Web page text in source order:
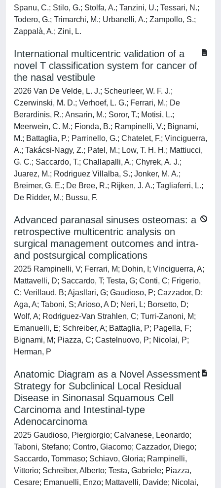
Spanu, C.; Stilo, G.; Stolfa, A.; Tanzini, U.; Tessari, N.;
Todero, G.; Trimarchi, M.; Urbanelli, A.; Zampollo, S.;
Zappalà, A.; Zini, L.
International multicentric validation of a
novel T classification system for cancer of
the nasal vestibule
2026 Van De Velde, L. J.; Scheurleer, W. F. J.;
Czerwinski, M. D.; Verhoef, L. G.; Ferrari, M.; De
Berardinis, R.; Ansarin, M.; Soror, T.; Motisi, L.;
Meerwein, C. M.; Fionda, B.; Rampinelli, V.; Bignami,
M.; Battaglia, P.; Parrinello, G.; Chatelet, F.; Vinciguerra,
A.; Takácsi-Nagy, Z.; Patel, M.; Low, T. H. H.; Mattiucci,
G. C.; Saccardo, T.; Challapalli, A.; Chyrek, A. J.;
Juarez, M.; Rodriguez Villalba, S.; Jonker, M. A.;
Breimer, G. E.; De Bree, R.; Rijken, J. A.; Tagliaferri, L.;
De Ridder, M.; Bussu, F.
Advanced paranasal sinuses osteomas: a
retrospective multicentric analysis on
surgical management outcomes and intra-
and postsurgical complications
2025 Rampinelli, V; Ferrari, M; Dohin, I; Vinciguerra, A;
Mattavelli, D; Saccardo, T; Testa, G; Conti, C; Frigerio,
C; Verillaud, B; Ajasllari, G; Gaudioso, P; Cazzador, D;
Aga, A; Taboni, S; Arioso, A D; Neri, L; Borsetto, D;
Wolf, A; Rodriguez-Van Strahlen, C; Turri-Zanoni, M;
Emanuelli, E; Schreiber, A; Battaglia, P; Pagella, F;
Bignami, M; Piazza, C; Castelnuovo, P; Nicolai, P;
Herman, P
Anatomic Diagram as a Novel Assessment
Strategy for Subclinical Local Residual
Disease in Sinonasal Squamous Cell
Carcinoma and Intestinal‐type
Adenocarcinoma
2025 Gaudioso, Piergiorgio; Calvanese, Leonardo;
Taboni, Stefano; Contro, Giacomo; Cazzador, Diego;
Saccardo, Tommaso; Schiavo, Gloria; Rampinelli,
Vittorio; Schreiber, Alberto; Testa, Gabriele; Piazza,
Cesare; Emanuelli, Enzo; Mattavelli, Davide; Nicolai,